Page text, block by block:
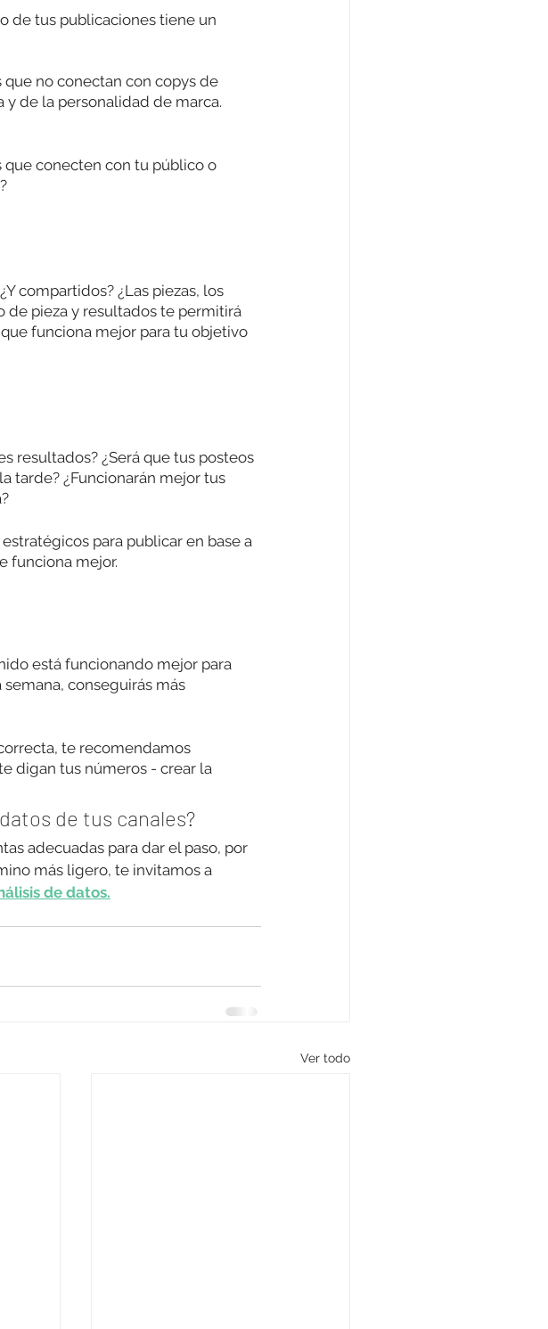
de tus publicaciones tiene un
no conectan con copys de
y de la personalidad de marca.
que conecten con tu público o
compartidos? ¿Las piezas, los
de pieza y resultados te permitirá
funciona mejor para tu objetivo
resultados? ¿Será que tus posteos
tarde? ¿Funcionarán mejor tus
estratégicos para publicar en base a
funciona mejor.
está funcionando mejor para
conseguirás más
te recomendamos
digan tus números - crear la
de tus canales?
adecuadas para dar el paso, por
más ligero, te invitamos a
de datos.
Ver todo